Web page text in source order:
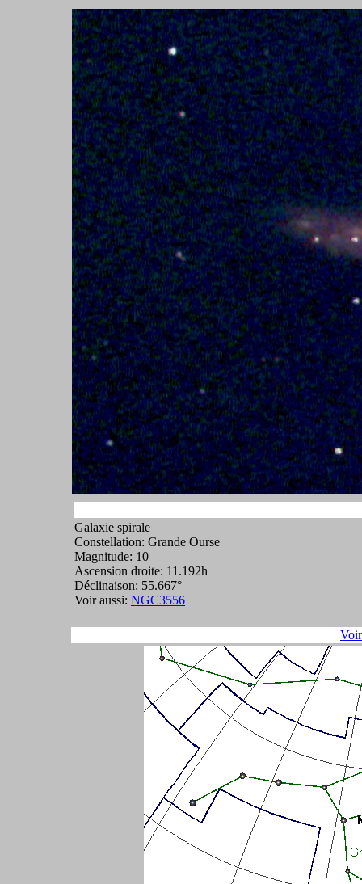
Galaxie spirale
Constellation: Grande Ourse
Magnitude: 10
Ascension droite: 11.192h
Déclinaison: 55.667°
Voir aussi: NGC3556